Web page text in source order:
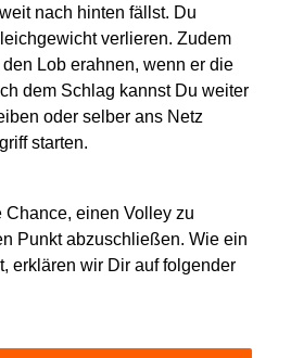
nach hinten fällst. Du
verlieren. Zudem
Lob erahnen, wenn er die
dem Schlag kannst Du weiter
oder selber ans Netz
starten.
Chance, einen Volley zu
Punkt abzuschließen. Wie ein
erklären wir Dir auf folgender